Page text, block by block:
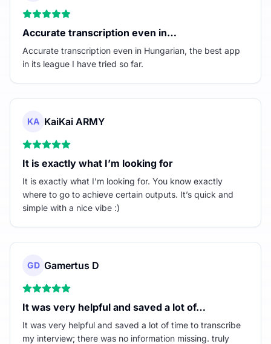
Accurate transcription even in…
Accurate transcription even in Hungarian, the best app
in its league I have tried so far.
KA KaiKai ARMY
It is exactly what I’m looking for
It is exactly what I’m looking for. You know exactly
where to go to achieve certain outputs. It’s quick and
simple with a nice vibe :)
GD Gamertus D
It was very helpful and saved a lot of…
It was very helpful and saved a lot of time to transcribe
my interview; there was no information missing. truly